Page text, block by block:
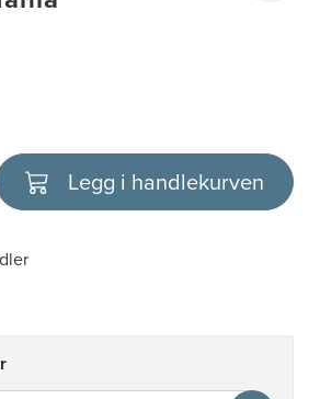
Legg i handlekurven